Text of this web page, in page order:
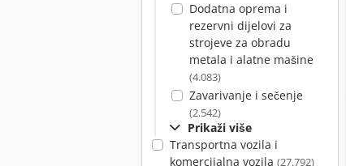
Dodatna oprema i
rezervni dijelovi za
strojeve za obradu
metala i alatne mašine
(4.083)
Zavarivanje i sečenje
(2.542)
Prikaži više
Transportna vozila i
komercijalna vozila (27.792)